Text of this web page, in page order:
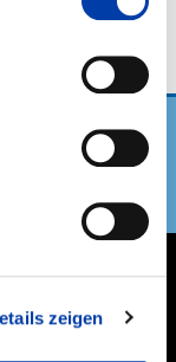
zeigen